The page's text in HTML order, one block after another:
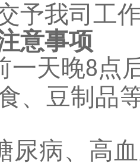
予我司工
意事项
一天晚8点
、豆制品
尿病、高